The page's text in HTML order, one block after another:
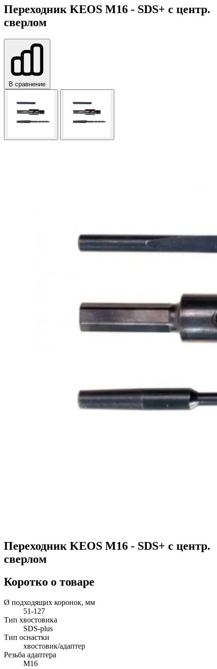
Переходник KEOS M16 - SDS+ с центр.
сверлом
В сравнение
Переходник KEOS M16 - SDS+ с центр.
сверлом
Коротко о товаре
Ø подходящих коронок, мм
51-127
Тип хвостовика
SDS-plus
Тип оснастки
хвостовик/адаптер
Резьба адаптера
М16